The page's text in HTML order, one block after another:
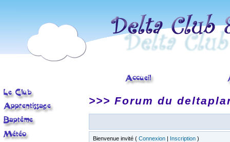
>>> Forum du
Bienvenue invité ( Connexion | Inscription )